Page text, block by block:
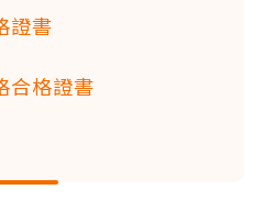
證書
合格證書